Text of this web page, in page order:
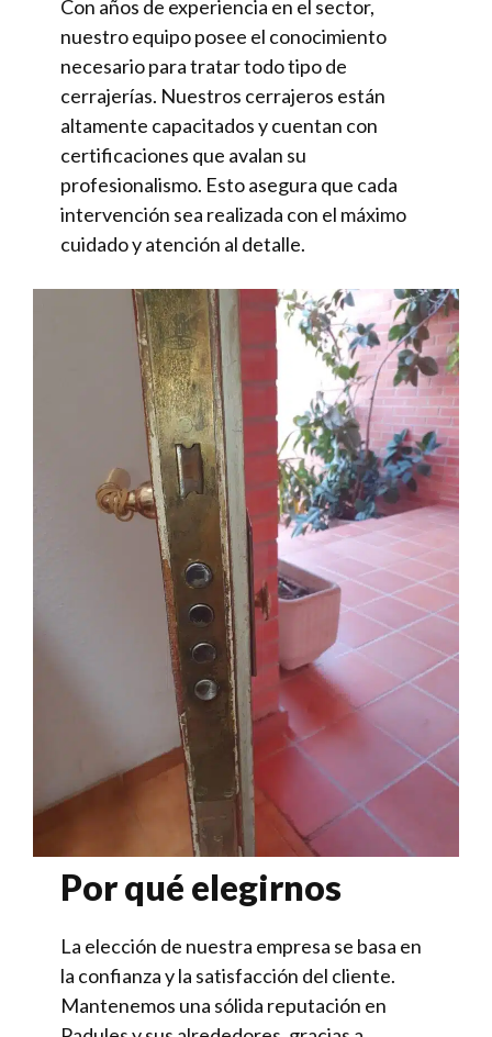
Con años de experiencia en el sector,
nuestro equipo posee el conocimiento
necesario para tratar todo tipo de
cerrajerías. Nuestros cerrajeros están
altamente capacitados y cuentan con
certificaciones que avalan su
profesionalismo. Esto asegura que cada
intervención sea realizada con el máximo
cuidado y atención al detalle.
Por qué elegirnos
La elección de nuestra empresa se basa en
la confianza y la satisfacción del cliente.
Mantenemos una sólida reputación en